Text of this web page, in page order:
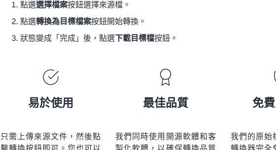
點選選擇檔案按鈕選擇來源檔。
點選轉換為目標檔案按鈕開始轉換。
狀態變成「完成」後，點選 下載目標檔按鈕。
易於使用
只需上傳來源文件，然後點
最佳品質
我們同時使用開源軟體和客
免
我們的原始